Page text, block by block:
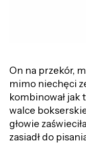
On na przekór,
mimo niechęci
kombinował jak
walce
głowie
zasiadł do